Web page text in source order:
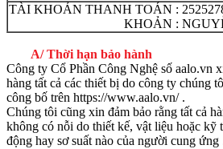
TÀI KHOẢN THANH TOÁN :
KHOẢN :
A/ Thời hạn bảo hành
Công ty Cổ Phần Công Nghệ số aalo.vn
hàng tất cả các thiết bị do công ty chúng
công bố trên https://www.aalo.vn/ .
Chúng tôi cũng xin đảm bảo rằng tất cả
không có nỗi do thiết kế, vật liệu hoặc kỹ
động hay sơ suất nào của người cung ứng